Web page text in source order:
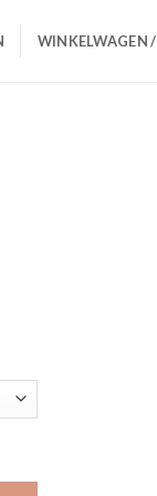
WINKELWAGEN /